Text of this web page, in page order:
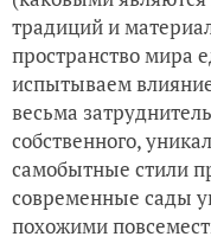
традиций и
пространство мира
испытываем
весьма
собственного,
самобытные стили
современные сады
похожими